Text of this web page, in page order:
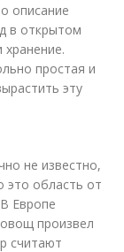
описание
в открытом
простая и
эту
не известно,
это область от
Европе
произвел
считают